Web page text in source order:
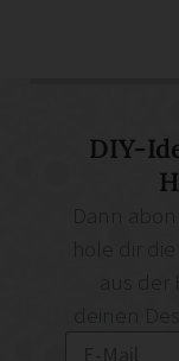
DIY-
deinen